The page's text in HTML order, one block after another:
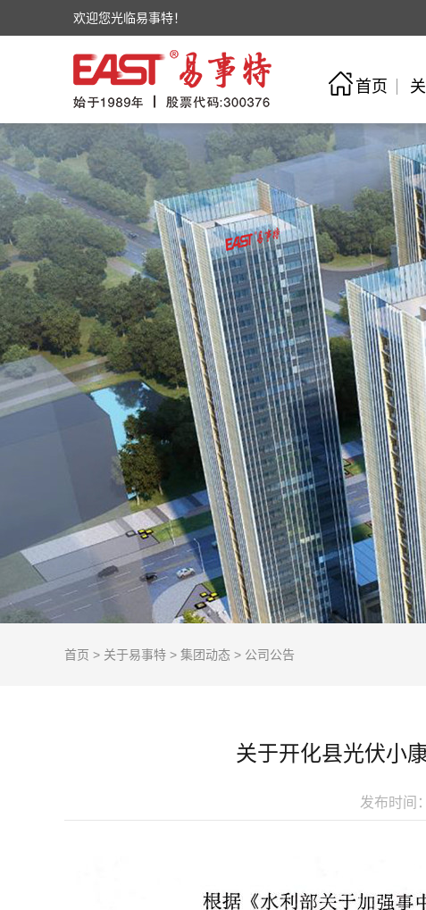
欢迎您光临易事特！
首页
首页 > 关于易事特 > 集团动态 > 公司公告
关于开化县光伏小
发布时间